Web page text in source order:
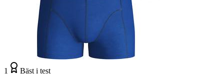
1 Bäst i test